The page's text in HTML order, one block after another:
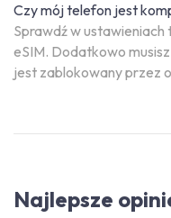
Czy mój telefon jest
Sprawdź w
eSIM. Dodatkowo
jest zablokowany przez
Najlepsze